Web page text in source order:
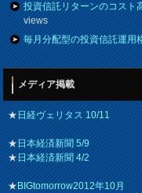
投資信託リターンのコスト
views
毎月分配型の投資信託運用
メディア掲載
★日経ヴェリタス 10/11
★日本経済新聞 5/9
★日本経済新聞 4/2
★BIGtomorrow2012年10月